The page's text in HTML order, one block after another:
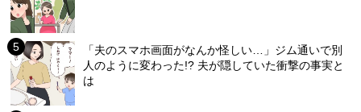
「夫のスマホ画面がなんか怪しい…」ジム通いで別
人のように変わった!? 夫が隠していた衝撃の事実と
は